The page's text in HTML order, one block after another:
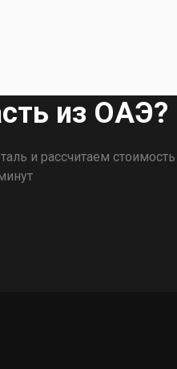
из ОАЭ?
и рассчитаем стоимость